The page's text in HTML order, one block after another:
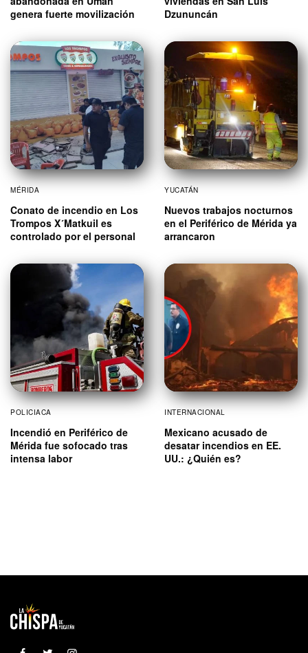
genera fuerte movilización
Dzununcán
MÉRIDA
Conato de incendio en Los
Trompos X´Matkuil es
controlado por el personal
YUCATÁN
Nuevos trabajos nocturnos
en el Periférico de Mérida ya
arrancaron
POLICIACA
Incendió en Periférico de
Mérida fue sofocado tras
intensa labor
INTERNACIONAL
Mexicano acusado de
desatar incendios en EE.
UU.: ¿Quién es?